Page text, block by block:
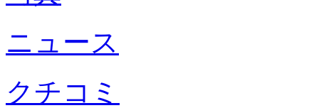
ニュース
クチコミ